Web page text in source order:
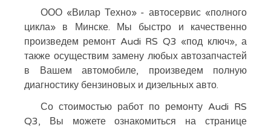
ООО «Вилар Техно» - автосервис «полного
цикла» в Минске. Мы быстро и качественно
произведем ремонт Audi RS Q3 «под ключ», а
также осуществим замену любых автозапчастей
в Вашем автомобиле, произведем полную
диагностику бензиновых и дизельных авто.
Со стоимостью работ по ремонту Audi RS
Q3, Вы можете ознакомиться на странице